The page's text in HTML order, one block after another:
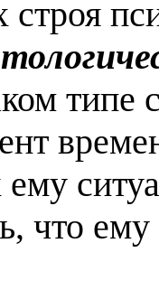
строя
типе
что